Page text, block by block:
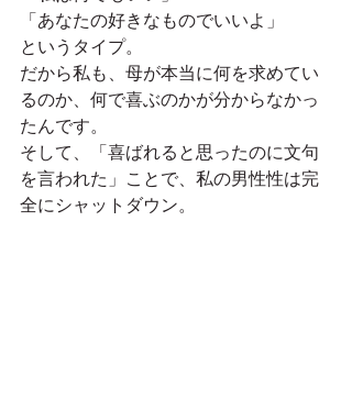
「あなたの好きなものでいいよ」
というタイプ。
だから私も、母が本当に何を求めてい
るのか、何で喜ぶのかが分からなかっ
たんです。
そして、「喜ばれると思ったのに文句
を言われた」ことで、私の男性性は完
全にシャットダウン。